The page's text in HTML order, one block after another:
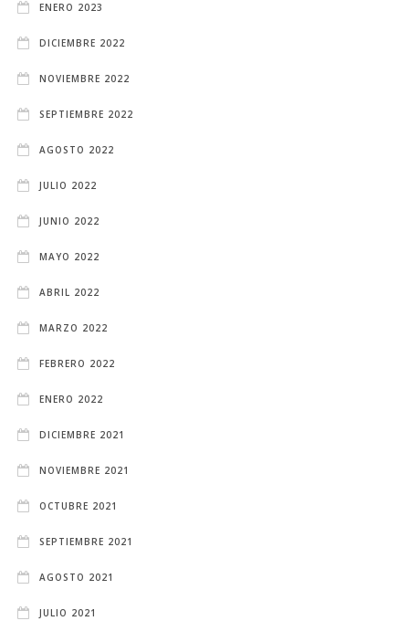
ENERO 2023
DICIEMBRE 2022
NOVIEMBRE 2022
SEPTIEMBRE 2022
AGOSTO 2022
JULIO 2022
JUNIO 2022
MAYO 2022
ABRIL 2022
MARZO 2022
FEBRERO 2022
ENERO 2022
DICIEMBRE 2021
NOVIEMBRE 2021
OCTUBRE 2021
SEPTIEMBRE 2021
AGOSTO 2021
JULIO 2021